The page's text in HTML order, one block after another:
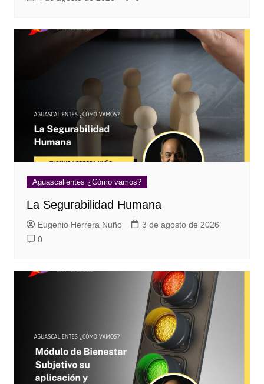
Aguascalientes ¿Cómo vamos?
La Segurabilidad Humana
Eugenio Herrera Nuño
3 de agosto de 2026
0